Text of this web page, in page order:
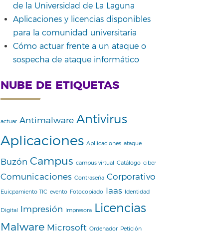
de la Universidad de La Laguna
Aplicaciones y licencias disponibles
para la comunidad universitaria
Cómo actuar frente a un ataque o
sospecha de ataque informático
NUBE DE ETIQUETAS
actuar Antimalware Antivirus
Aplicaciones Apllicaciones ataque
Buzón Campus campus virtual Catálogo ciber
Comunicaciones Contraseña Corporativo
Euicpamiento TIC evento Fotocopiado Iaas Identidad
Digital Impresión Impresora Licencias
Malware Microsoft Ordenador Petición